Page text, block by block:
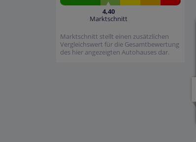
4,40
Marktschnitt
Marktschnitt stellt einen zusätzlichen
Vergleichswert für die Gesamtbewertung
des hier angezeigten Autohauses dar.